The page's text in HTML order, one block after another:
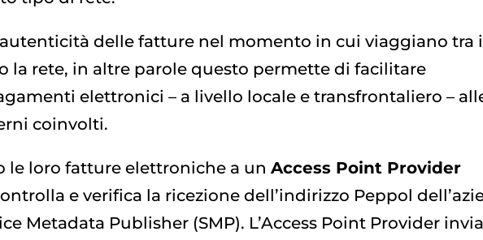
delle fatture nel momento in cui viaggiano tra i
la rete, in altre parole questo permette di facilitare
elettronici – a livello locale e transfrontaliero –
coinvolti.
le loro fatture elettroniche a unAccess Point Provider
e verifica la ricezione dell’indirizzo Peppol
Metadata Publisher (SMP). L’Access Point Provider invia